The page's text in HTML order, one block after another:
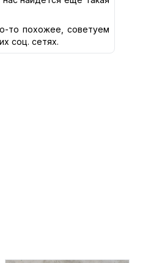
то похожее, советуем
соц. сетях.